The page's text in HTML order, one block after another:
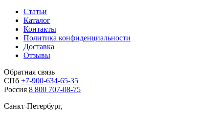
Статьи
Каталог
Контакты
Политика конфиденциальности
Доставка
Отзывы
Обратная связь
СПб +7-900-634-65-35
Россия 8 800 707-08-75
Санкт-Петербург,